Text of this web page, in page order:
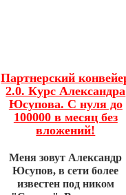
Партнерский
2.0. Курс Александра
Юсупова. С нуля до
100000 в месяц без
вложений!
Меня зовут Александр
Юсупов, в сети более
известен под ником